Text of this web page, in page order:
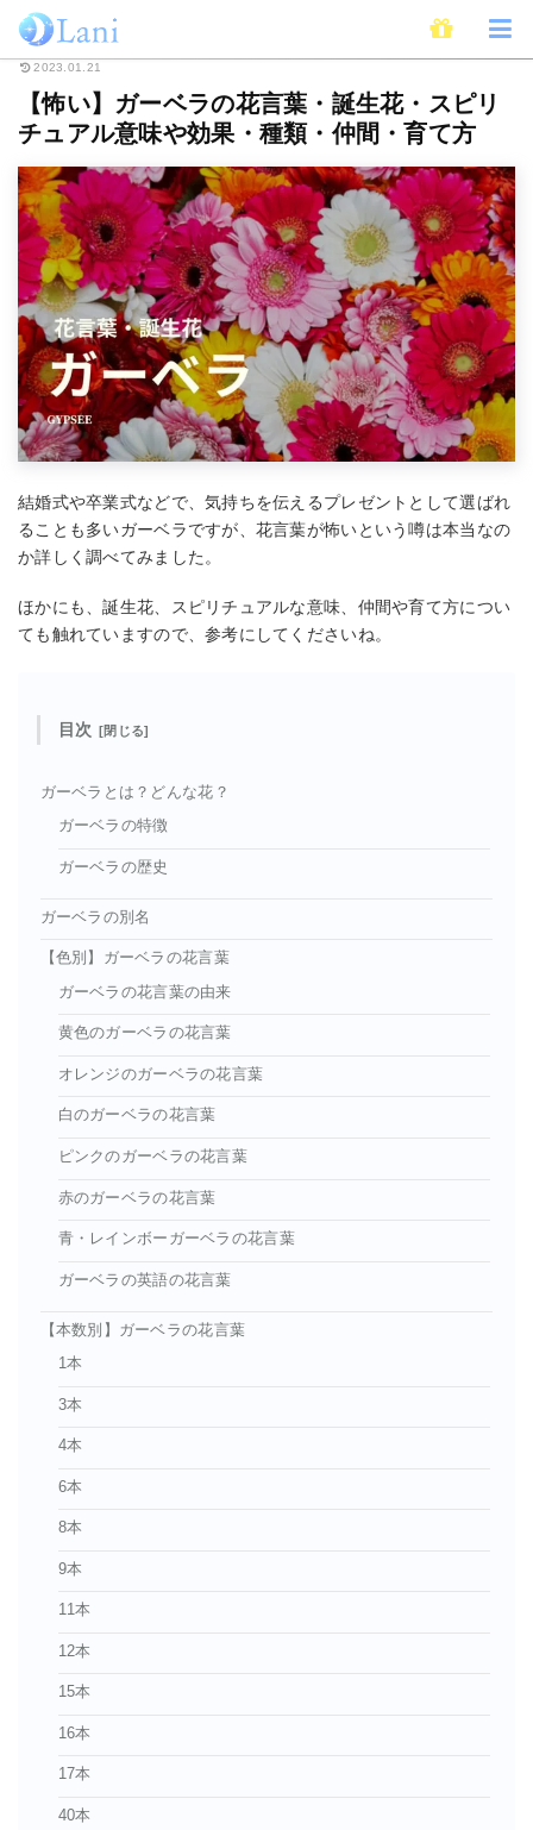
ホーム 占い 【怖い】ガーベラの花言葉・誕生花・スピ
2023.01.21
【怖い】ガーベラの花言葉・誕生花・スピリ
チュアル意味や効果・種類・仲間・育て方
結婚式や卒業式などで、気持ちを伝えるプレゼントとして選ばれ
ることも多いガーベラですが、花言葉が怖いという噂は本当なの
か詳しく調べてみました。
ほかにも、誕生花、スピリチュアルな意味、仲間や育て方につい
ても触れていますので、参考にしてくださいね。
目次
ガーベラとは？どんな花？
ガーベラの特徴
ガーベラの歴史
ガーベラの別名
【色別】ガーベラの花言葉
ガーベラの花言葉の由来
黄色のガーベラの花言葉
オレンジのガーベラの花言葉
白のガーベラの花言葉
ピンクのガーベラの花言葉
赤のガーベラの花言葉
青・レインボーガーベラの花言葉
ガーベラの英語の花言葉
【本数別】ガーベラの花言葉
1本
3本
4本
6本
8本
9本
11本
12本
15本
16本
17本
40本